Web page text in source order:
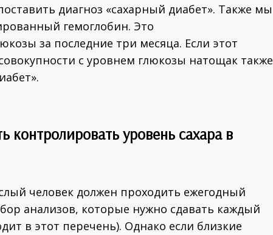
диагноз «сахарный диабет». Также мы
гемоглобин. Это
за последние три месяца. Если этот
с уровнем глюкозы натощак также
контролировать уровень сахара в
человек должен проходить ежегодный
анализов, которые нужно сдавать каждый
в этот перечень). Однако если близкие